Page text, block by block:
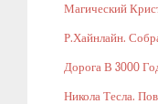
Магический
Р.Хайнлайн.
Дорога В 3000
Никола Тесла.